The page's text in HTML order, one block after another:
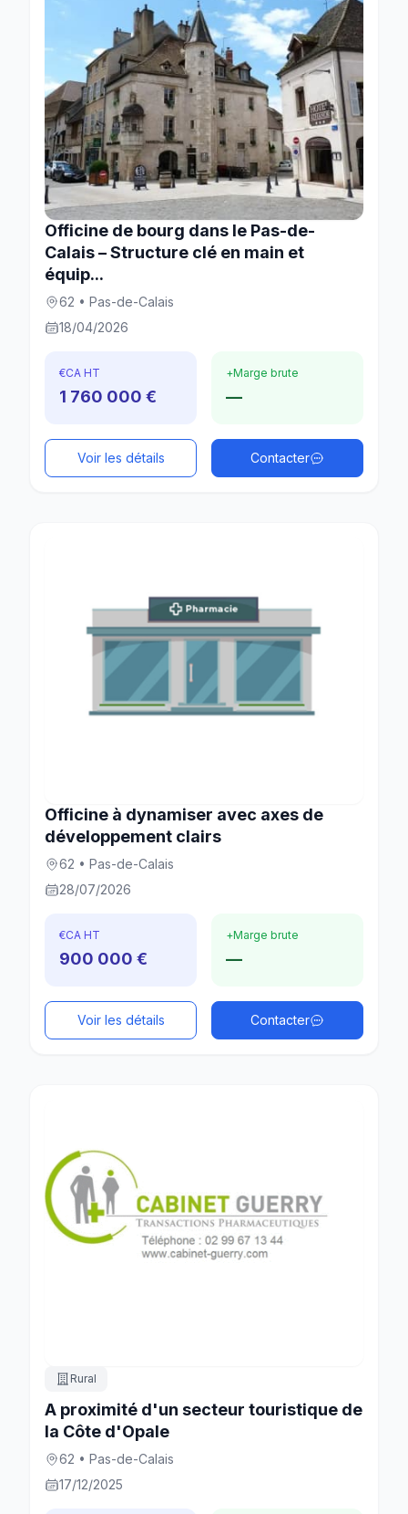
Officine de bourg dans le Pas-de-
Calais – Structure clé en main et
équip...
62 • Pas-de-Calais
18/04/2026
€CA HT
1 760 000 €
+Marge brute
—
Voir les détails Contacter
Officine à dynamiser avec axes de
développement clairs
62 • Pas-de-Calais
28/07/2026
€CA HT
900 000 €
+Marge brute
—
Voir les détails Contacter
Rural
A proximité d'un secteur touristique de
la Côte d'Opale
62 • Pas-de-Calais
17/12/2025